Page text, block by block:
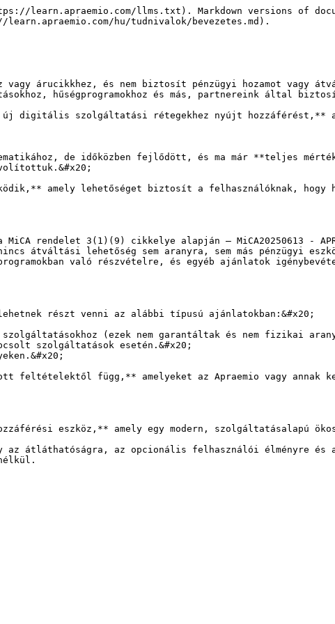
learn.apraemio.com/llms.txt). Markdown versions of
hu/tudnivalok/bevezetes.md).
vagy árucikkhez, és nem biztosít pénzügyi hozamot
hűségprogramokhoz és más, partnereink által
digitális szolgáltatási rétegekhez nyújt hozzáférést,**
de időközben fejlődött, és ma már **teljes
amely lehetőséget biztosít a felhasználóknak,
rendelet 3(1)(9) cikkelye alapján – MiCA20250613 -
átváltási lehetőség sem aranyra, sem más pénzügyi
való részvételre, és egyéb ajánlatok
részt venni az alábbi típusú ajánlatokban:&#x20;
(ezek nem garantáltak és nem fizikai
szolgáltatások esetén.&#x20;
feltételektől függ,** amelyeket az Apraemio vagy annak
eszköz,** amely egy modern, szolgáltatásalapú
az átláthatóságra, az opcionális felhasználói élményre és